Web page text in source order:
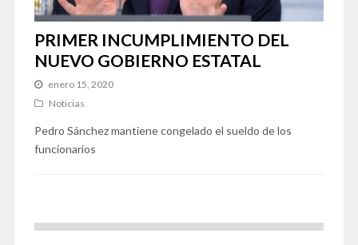
PRIMER INCUMPLIMIENTO DEL
NUEVO GOBIERNO ESTATAL
enero 15, 2020
Noticias
Pedro Sánchez mantiene congelado el sueldo de los
funcionarios